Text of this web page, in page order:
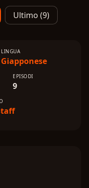
Ultimo (9)
LINGUA
Giapponese
EPISODI
9